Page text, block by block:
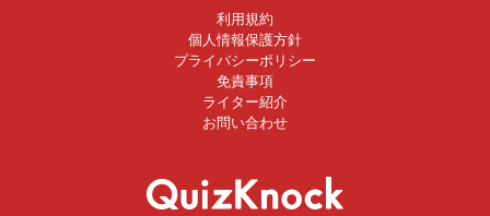
利用規約
個人情報保護方針
プライバシーポリシー
免責事項
ライター紹介
お問い合わせ